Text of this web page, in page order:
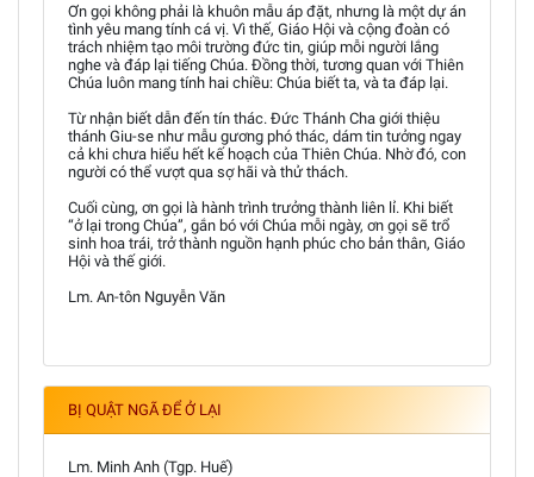
Ơn gọi không phải là khuôn mẫu áp đặt, nhưng là một dự án
tình yêu mang tính cá vị. Vì thế, Giáo Hội và cộng đoàn có
trách nhiệm tạo môi trường đức tin, giúp mỗi người lắng
nghe và đáp lại tiếng Chúa. Đồng thời, tương quan với Thiên
Chúa luôn mang tính hai chiều: Chúa biết ta, và ta đáp lại.
Từ nhận biết dẫn đến tín thác. Đức Thánh Cha giới thiệu
thánh Giu-se như mẫu gương phó thác, dám tin tưởng ngay
cả khi chưa hiểu hết kế hoạch của Thiên Chúa. Nhờ đó, con
người có thể vượt qua sợ hãi và thử thách.
Cuối cùng, ơn gọi là hành trình trưởng thành liên lỉ. Khi biết
“ở lại trong Chúa”, gắn bó với Chúa mỗi ngày, ơn gọi sẽ trổ
sinh hoa trái, trở thành nguồn hạnh phúc cho bản thân, Giáo
Hội và thế giới.
Lm. An-tôn Nguyễn Văn
BỊ QUẬT NGÃ ĐỂ Ở LẠI
Lm. Minh Anh (Tgp. Huế)